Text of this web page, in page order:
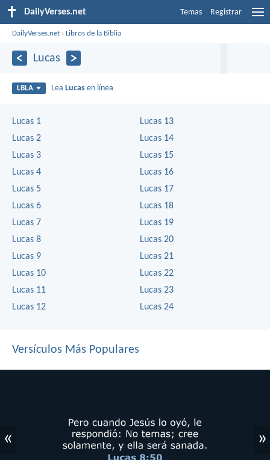
DailyVerses.net Temas Registrar
DailyVerses.net ›Libros de la Biblia
Lucas
LBLA Lea Lucas en línea
Lucas 1
Lucas 2
Lucas 3
Lucas 4
Lucas 5
Lucas 6
Lucas 7
Lucas 8
Lucas 9
Lucas 10
Lucas 11
Lucas 12
Lucas 13
Lucas 14
Lucas 15
Lucas 16
Lucas 17
Lucas 18
Lucas 19
Lucas 20
Lucas 21
Lucas 22
Lucas 23
Lucas 24
Versículos Más Populares
« »